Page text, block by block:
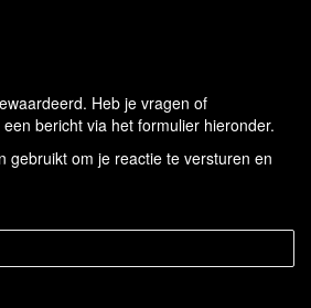
Heb je vragen of
bericht via het formulier hieronder.
gebruikt om je reactie te versturen en